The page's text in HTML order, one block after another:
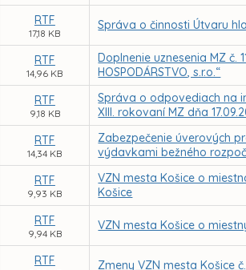
RTF
17,18 KB
Správa o činnosti Útvaru
RTF
14,96 KB
Doplnenie uznesenia MZ č.
HOSPODÁRSTVO, s.r.o.“
RTF
9,18 KB
Správa o odpovediach na
XIII. rokovaní MZ dňa
RTF
14,34 KB
Zabezpečenie úverových
výdavkami bežného
RTF
9,93 KB
VZN mesta Košice o
Košice
RTF
9,94 KB
VZN mesta Košice o
RTF Zmeny VZN mesta Košice